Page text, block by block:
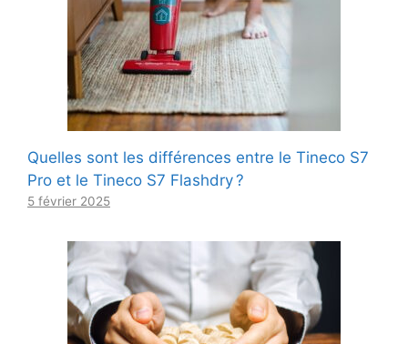
Quelles sont les différences entre le Tineco S7
Pro et le Tineco S7 Flashdry ?
5 février 2025